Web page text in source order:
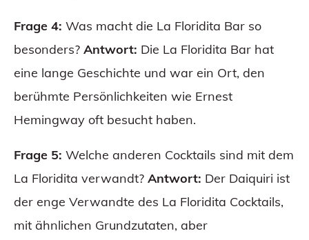
Frage 4: Was macht die La Floridita Bar so
besonders? Antwort: Die La Floridita Bar hat
eine lange Geschichte und war ein Ort, den
berühmte Persönlichkeiten wie Ernest
Hemingway oft besucht haben.
Frage 5: Welche anderen Cocktails sind mit dem
La Floridita verwandt? Antwort: Der Daiquiri ist
der enge Verwandte des La Floridita Cocktails,
mit ähnlichen Grundzutaten, aber